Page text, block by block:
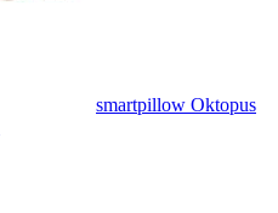
smartpillow Oktopus